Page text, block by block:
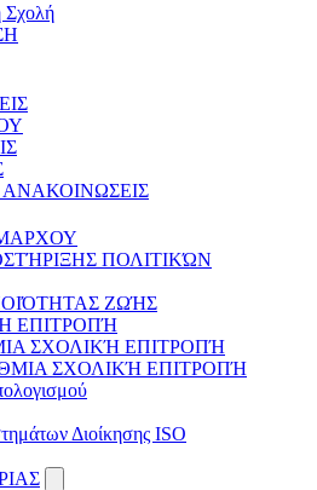
Σχολή
ΑΝΑΚΟΙΝΩΣΕΙΣ
ΠΟΛΙΤΙΚΏΝ
ΖΩΉΣ
ΕΠΙΤΡΟΠΉ
ΣΧΟΛΙΚΉ ΕΠΙΤΡΟΠΉ
ΣΧΟΛΙΚΉ ΕΠΙΤΡΟΠΉ
Διοίκησης ISO